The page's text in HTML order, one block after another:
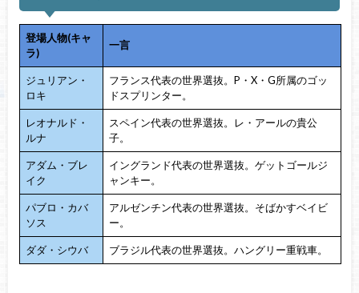
登場人物(キャ
ラ)
一言
ジュリアン・
ロキ
フランス代表の世界選抜。P・X・G所属のゴッ
ドスプリンター。
レオナルド・
ルナ
スペイン代表の世界選抜。レ・アールの貴公
子。
アダム・ブレ
イク
イングランド代表の世界選抜。ゲットゴールジ
ャンキー。
パブロ・カバ
ソス
アルゼンチン代表の世界選抜。そばかすベイビ
ー。
ダダ・シウバ ブラジル代表の世界選抜。ハングリー重戦車。